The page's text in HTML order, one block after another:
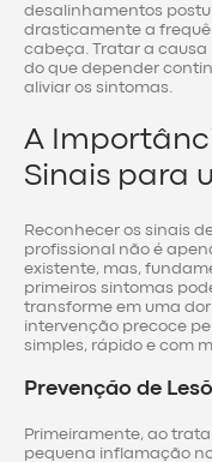
desalinhamentos
drasticamente a
cabeça. Tratar a causa
do que depender
aliviar os sintomas.
A
Sinais para
Reconhecer os sinais
profissional não é
existente, mas,
primeiros sintomas
transforme em uma
intervenção precoce
simples, rápido e com
Prevenção de
Primeiramente, ao
pequena inflamação